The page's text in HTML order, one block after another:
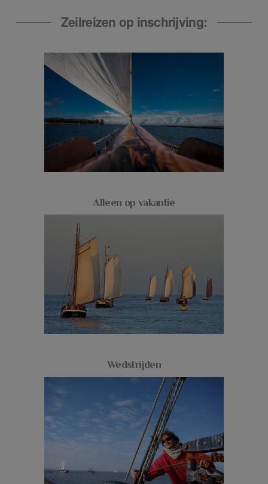
Zeilreizen op inschrijving:
Alleen op vakantie
Wedstrijden